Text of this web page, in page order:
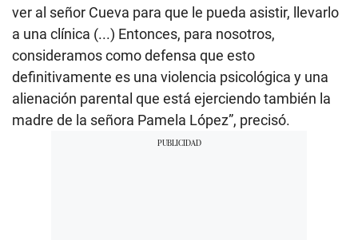
ver al señor Cueva para que le pueda asistir, llevarlo
a una clínica (...) Entonces, para nosotros,
consideramos como defensa que esto
definitivamente es una violencia psicológica y una
alienación parental que está ejerciendo también la
madre de la señora Pamela López”, precisó.